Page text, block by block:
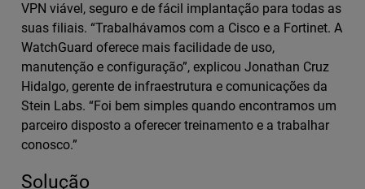
VPN viável, seguro e de fácil implantação para todas as
suas filiais. “Trabalhávamos com a Cisco e a Fortinet. A
WatchGuard oferece mais facilidade de uso,
manutenção e configuração”, explicou Jonathan Cruz
Hidalgo, gerente de infraestrutura e comunicações da
Stein Labs. “Foi bem simples quando encontramos um
parceiro disposto a oferecer treinamento e a trabalhar
conosco.”
Solução